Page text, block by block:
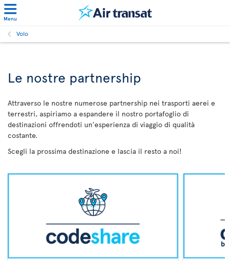
Menu
Volo
Le nostre partnership
Attraverso le nostre numerose partnership nei trasporti aerei e
terrestri, aspiriamo a espandere il nostro portafoglio di
destinazioni offrendoti un'esperienza di viaggio di qualità
costante.
Scegli la prossima destinazione e lascia il resto a noi!